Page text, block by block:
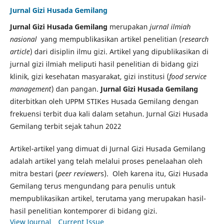
Jurnal Gizi Husada Gemilang
Jurnal Gizi Husada Gemilang merupakan jurnal ilmiah
nasionalyang mempublikasikan artikel penelitian (research
article) dari disiplin ilmu gizi. Artikel yang dipublikasikan di
jurnal gizi ilmiah meliputi hasil penelitian di bidang gizi
klinik, gizi kesehatan masyarakat, gizi institusi (food service
management) dan pangan. Jurnal Gizi Husada Gemilang
diterbitkan oleh UPPM STIKes Husada Gemilang dengan
frekuensi terbit dua kali dalam setahun. Jurnal Gizi Husada
Gemilang terbit sejak tahun 2022
Artikel-artikel yang dimuat di Jurnal Gizi Husada Gemilang
adalah artikel yang telah melalui proses penelaahan oleh
mitra bestari (peer reviewers). Oleh karena itu, Gizi Husada
Gemilang terus mengundang para penulis untuk
mempublikasikan artikel, terutama yang merupakan hasil-
hasil penelitian kontemporer di bidang gizi.
View Journal
Current Issue